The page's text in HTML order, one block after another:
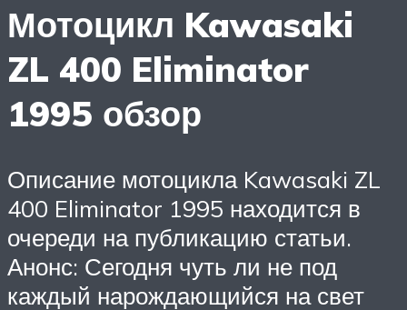
Мотоцикл Kawasaki
ZL 400 Eliminator
1995 обзор
Описание мотоцикла Kawasaki ZL
400 Eliminator 1995 находится в
очереди на публикацию статьи.
Анонс: Сегодня чуть ли не под
каждый нарождающийся на свет